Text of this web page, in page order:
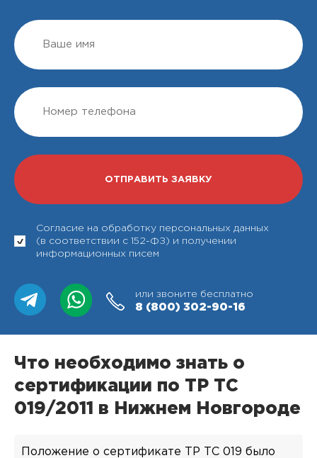
Согласие на обработку персональных данных
(в соответствии с 152-ФЗ) и получении
информационных писем
или звоните бесплатно
8 (800) 302-90-16
Что необходимо знать о
сертификации по ТР ТС
019/2011 в Нижнем Новгороде
Положение о сертификате ТР ТС 019 было